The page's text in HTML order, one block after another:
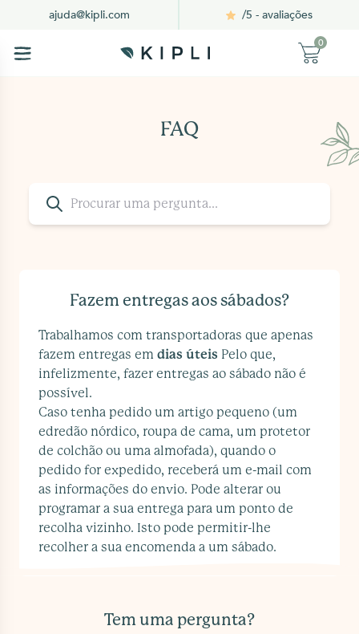
ajuda@kipli.com /5 - avaliações
0
FAQ
Fazem entregas aos sábados?
Trabalhamos com transportadoras que apenas
fazem entregas em dias úteis Pelo que,
infelizmente, fazer entregas ao sábado não é
possível.
Caso tenha pedido um artigo pequeno (um
edredão nórdico, roupa de cama, um protetor
de colchão ou uma almofada), quando o
pedido for expedido, receberá um e-mail com
as informações do envio. Pode alterar ou
programar a sua entrega para um ponto de
recolha vizinho. Isto pode permitir-lhe
recolher a sua encomenda a um sábado.
Tem uma pergunta?